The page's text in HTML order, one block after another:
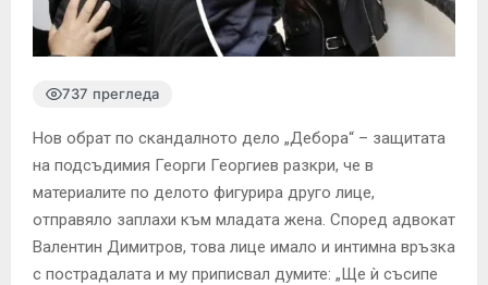
737 прегледа
Нов обрат по скандалното дело „Дебора“ – защитата
на подсъдимия Георги Георгиев разкри, че в
материалите по делото фигурира друго лице,
отправяло заплахи към младата жена. Според адвокат
Валентин Димитров, това лице имало и интимна връзка
с пострадалата и му приписвал думите: „Ще ѝ съсипе